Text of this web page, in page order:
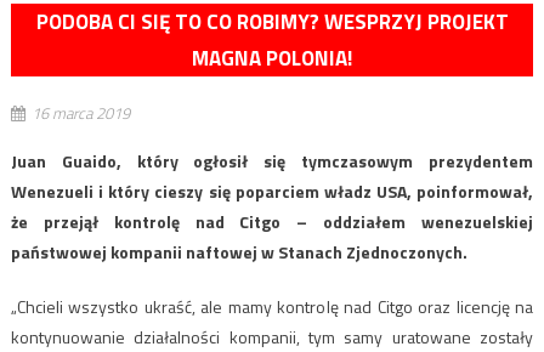
PODOBA CI SIĘ TO CO ROBIMY? WESPRZYJ PROJEKT
MAGNA POLONIA!
16 marca 2019
Juan Guaido, który ogłosił się tymczasowym prezydentem
Wenezueli i który cieszy się poparciem władz USA, poinformował,
że przejął kontrolę nad Citgo – oddziałem wenezuelskiej
państwowej kompanii naftowej w Stanach Zjednoczonych.
„Chcieli wszystko ukraść, ale mamy kontrolę nad Citgo oraz licencję na
kontynuowanie działalności kompanii, tym samy uratowane zostały